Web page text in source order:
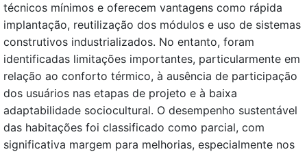
técnicos mínimos e oferecem vantagens como rápida
implantação, reutilização dos módulos e uso de sistemas
construtivos industrializados. No entanto, foram
identificadas limitações importantes, particularmente em
relação ao conforto térmico, à ausência de participação
dos usuários nas etapas de projeto e à baixa
adaptabilidade sociocultural. O desempenho sustentável
das habitações foi classificado como parcial, com
significativa margem para melhorias, especialmente nos